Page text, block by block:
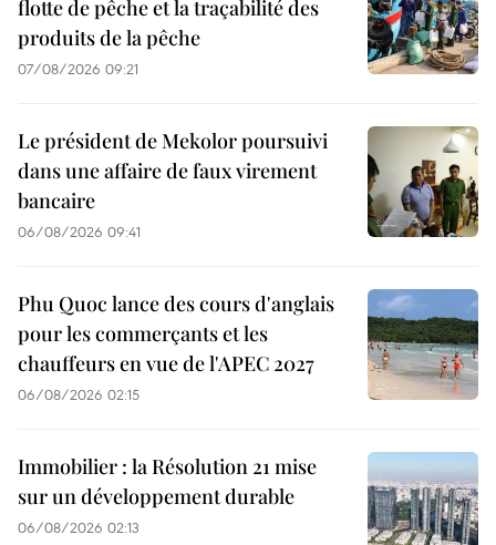
flotte de pêche et la traçabilité des
produits de la pêche
07/08/2026 09:21
Le président de Mekolor poursuivi
dans une affaire de faux virement
bancaire
06/08/2026 09:41
Phu Quoc lance des cours d'anglais
pour les commerçants et les
chauffeurs en vue de l'APEC 2027
06/08/2026 02:15
Immobilier : la Résolution 21 mise
sur un développement durable
06/08/2026 02:13